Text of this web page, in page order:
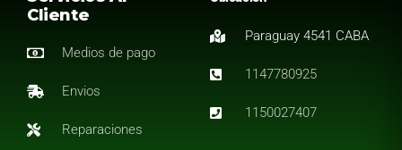
Cliente
Medios de pago
Envios
Reparaciones
Paraguay 4541 CABA
1147780925
1150027407